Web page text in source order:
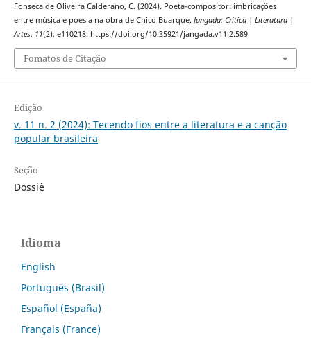
Fonseca de Oliveira Calderano, C. (2024). Poeta-compositor: imbricações
entre música e poesia na obra de Chico Buarque. Jangada: Crítica | Literatura |
Artes, 11(2), e110218. https://doi.org/10.35921/jangada.v11i2.589
Fomatos de Citação
Edição
v. 11 n. 2 (2024): Tecendo fios entre a literatura e a canção
popular brasileira
Seção
Dossiê
Idioma
English
Português (Brasil)
Español (España)
Français (France)